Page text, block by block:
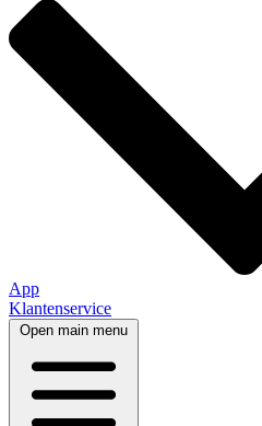
App
Klantenservice
Open main menu